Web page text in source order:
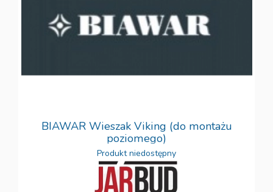
BIAWAR Wieszak Viking (do montażu
poziomego)
Produkt niedostępny